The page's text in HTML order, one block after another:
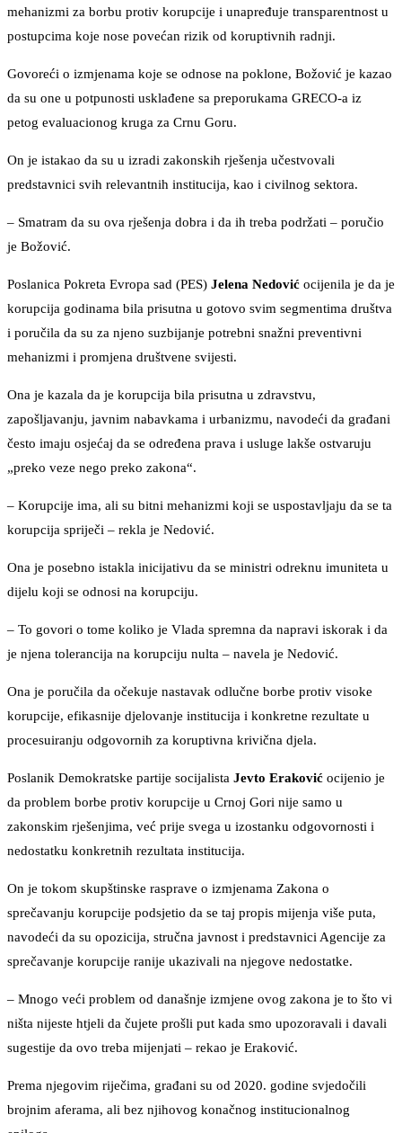
mehanizmi za borbu protiv korupcije i unapređuje transparentnost u
postupcima koje nose povećan rizik od koruptivnih radnji.
Govoreći o izmjenama koje se odnose na poklone, Božović je kazao
da su one u potpunosti usklađene sa preporukama GRECO-a iz
petog evaluacionog kruga za Crnu Goru.
On je istakao da su u izradi zakonskih rješenja učestvovali
predstavnici svih relevantnih institucija, kao i civilnog sektora.
– Smatram da su ova rješenja dobra i da ih treba podržati – poručio
je Božović.
Poslanica Pokreta Evropa sad (PES) Jelena Nedović ocijenila je da je
korupcija godinama bila prisutna u gotovo svim segmentima društva
i poručila da su za njeno suzbijanje potrebni snažni preventivni
mehanizmi i promjena društvene svijesti.
Ona je kazala da je korupcija bila prisutna u zdravstvu,
zapošljavanju, javnim nabavkama i urbanizmu, navodeći da građani
često imaju osjećaj da se određena prava i usluge lakše ostvaruju
„preko veze nego preko zakona“.
– Korupcije ima, ali su bitni mehanizmi koji se uspostavljaju da se ta
korupcija spriječi – rekla je Nedović.
Ona je posebno istakla inicijativu da se ministri odreknu imuniteta u
dijelu koji se odnosi na korupciju.
– To govori o tome koliko je Vlada spremna da napravi iskorak i da
je njena tolerancija na korupciju nulta – navela je Nedović.
Ona je poručila da očekuje nastavak odlučne borbe protiv visoke
korupcije, efikasnije djelovanje institucija i konkretne rezultate u
procesuiranju odgovornih za koruptivna krivična djela.
Poslanik Demokratske partije socijalista Jevto Eraković ocijenio je
da problem borbe protiv korupcije u Crnoj Gori nije samo u
zakonskim rješenjima, već prije svega u izostanku odgovornosti i
nedostatku konkretnih rezultata institucija.
On je tokom skupštinske rasprave o izmjenama Zakona o
sprečavanju korupcije podsjetio da se taj propis mijenja više puta,
navodeći da su opozicija, stručna javnost i predstavnici Agencije za
sprečavanje korupcije ranije ukazivali na njegove nedostatke.
– Mnogo veći problem od današnje izmjene ovog zakona je to što vi
ništa nijeste htjeli da čujete prošli put kada smo upozoravali i davali
sugestije da ovo treba mijenjati – rekao je Eraković.
Prema njegovim riječima, građani su od 2020. godine svjedočili
brojnim aferama, ali bez njihovog konačnog institucionalnog